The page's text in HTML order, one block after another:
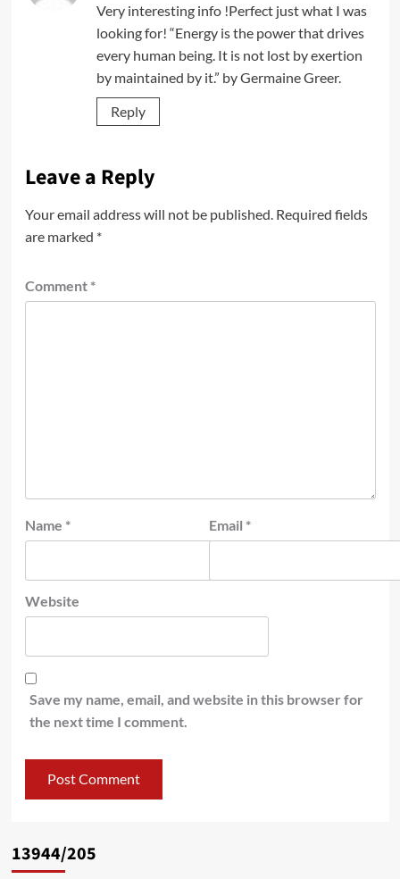
Very interesting info !Perfect just what I was
looking for! “Energy is the power that drives
every human being. It is not lost by exertion
by maintained by it.” by Germaine Greer.
Reply
Leave a Reply
Your email address will not be published. Required fields
are marked *
Comment *
Name * Email *
Website
Save my name, email, and website in this browser for
the next time I comment.
13944/205